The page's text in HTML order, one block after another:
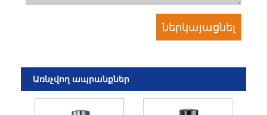
Առնչվող ապրանքներ